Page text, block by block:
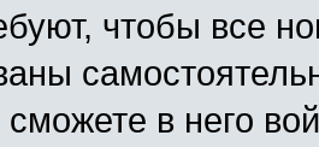
чтобы все
сможете в него